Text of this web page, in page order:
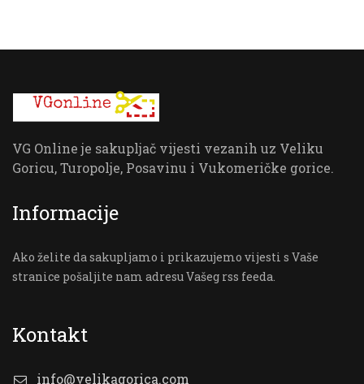
VG Online je sakupljač vijesti vezanih uz Veliku
Goricu, Turopolje, Posavinu i Vukomeričke gorice.
Informacije
Ako želite da sakupljamo i prikazujemo vijesti s Vaše
stranice pošaljite nam adresu Vašeg rss feeda.
Kontakt
info@velikagorica.com